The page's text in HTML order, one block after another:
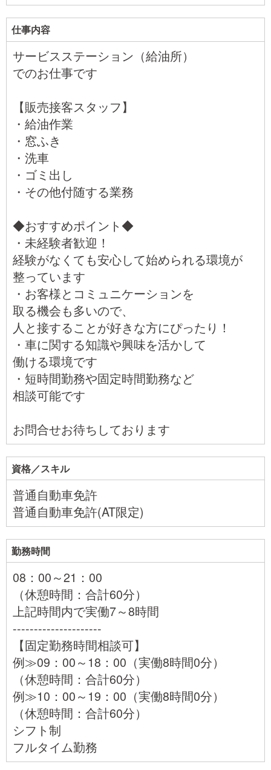
仕事内容
サービスステーション（給油所）
でのお仕事です
【販売接客スタッフ】
・給油作業
・窓ふき
・洗車
・ゴミ出し
・その他付随する業務
◆おすすめポイント◆
・未経験者歓迎！
経験がなくても安心して始められる環境が
整っています
・お客様とコミュニケーションを
取る機会も多いので、
人と接することが好きな方にぴったり！
・車に関する知識や興味を活かして
働ける環境です
・短時間勤務や固定時間勤務など
相談可能です
お問合せお待ちしております
資格／スキル
普通自動車免許
普通自動車免許(AT限定)
勤務時間
08：00～21：00
（休憩時間：合計60分）
上記時間内で実働7～8時間
---------------------
【固定勤務時間相談可】
例≫09：00～18：00（実働8時間0分）
（休憩時間：合計60分）
例≫10：00～19：00（実働8時間0分）
（休憩時間：合計60分）
シフト制
フルタイム勤務